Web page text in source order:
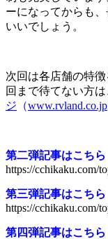
ーになってからも
いいでしょう。
次回は各店舗の特
回まで待てない方は
ジ （www.rvland.co.jp
第二弾記事はこちら
https://cchikaku.com/
第三弾記事はこちら
https://cchikaku.com/
第四弾記事はこちら